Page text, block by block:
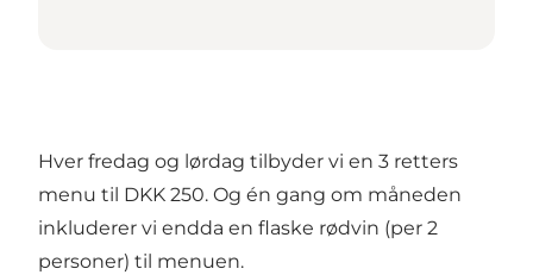
Hver fredag og lørdag tilbyder vi en 3 retters
menu til DKK 250. Og én gang om måneden
inkluderer vi endda en flaske rødvin (per 2
personer) til menuen.